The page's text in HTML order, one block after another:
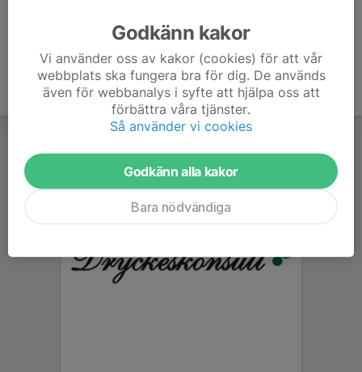
Godkänn kakor
Vi använder oss av kakor (cookies) för att vår
webbplats ska fungera bra för dig. De används
även för webbanalys i syfte att hjälpa oss att
förbättra våra tjänster.
Så använder vi cookies
Godkänn alla kakor
Bara nödvändiga